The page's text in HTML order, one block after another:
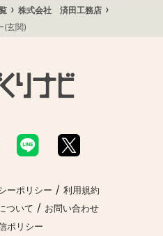
› 株式会社 済田工務店 ›
(玄関)
ーポリシー / 利用規約
ついて / お問い合わせ
ポリシー